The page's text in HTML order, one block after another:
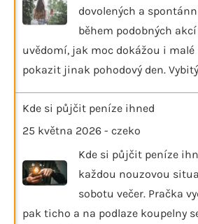
dovolených a
během podobných
uvědomí, jak moc dokážou i
pokazit jinak pohodový den.
Kde si půjčit peníze ihned
25 května 2026 - czeko
Kde si půjčit peníze
každou nouzovou
sobotu večer. Pračka
pak ticho a na podlaze koupelny